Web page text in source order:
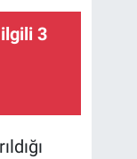
ilgili 3